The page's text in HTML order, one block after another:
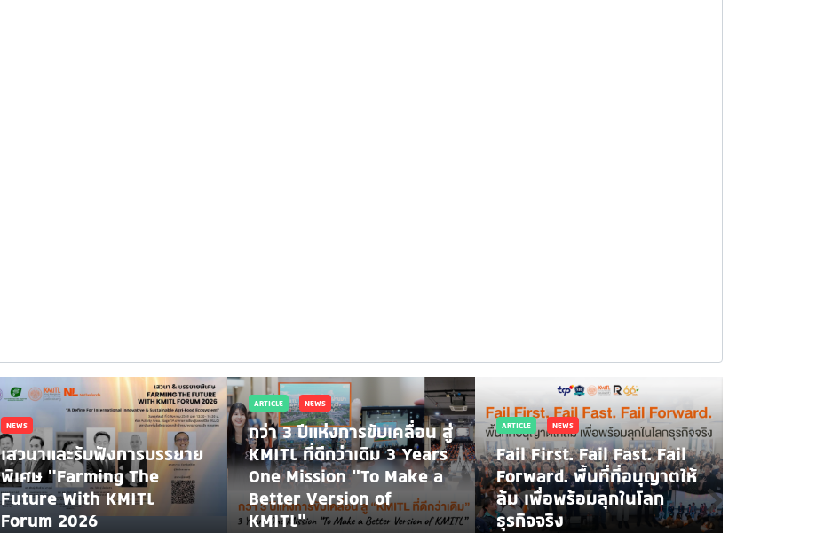
NEWS
เสวนาและรับฟังการบรรยาย
พิเศษ "Farming The
Future With KMITL
Forum 2026
ARTICLE NEWS
กว่า 3 ปีแห่งการขับเคลื่อน สู่
KMITL ที่ดีกว่าเดิม 3 Years
One Mission “To Make a
Better Version of
KMITL”
ARTICLE NEWS
Fail First. Fail Fast. Fail
Forward. พื้นที่ที่อนุญาตให้
ล้ม เพื่อพร้อมลุกในโลก
ธุรกิจจริง